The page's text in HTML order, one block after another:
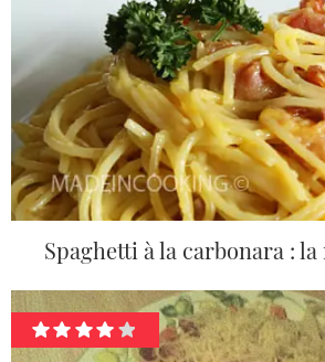
Spaghetti à la carbonara :